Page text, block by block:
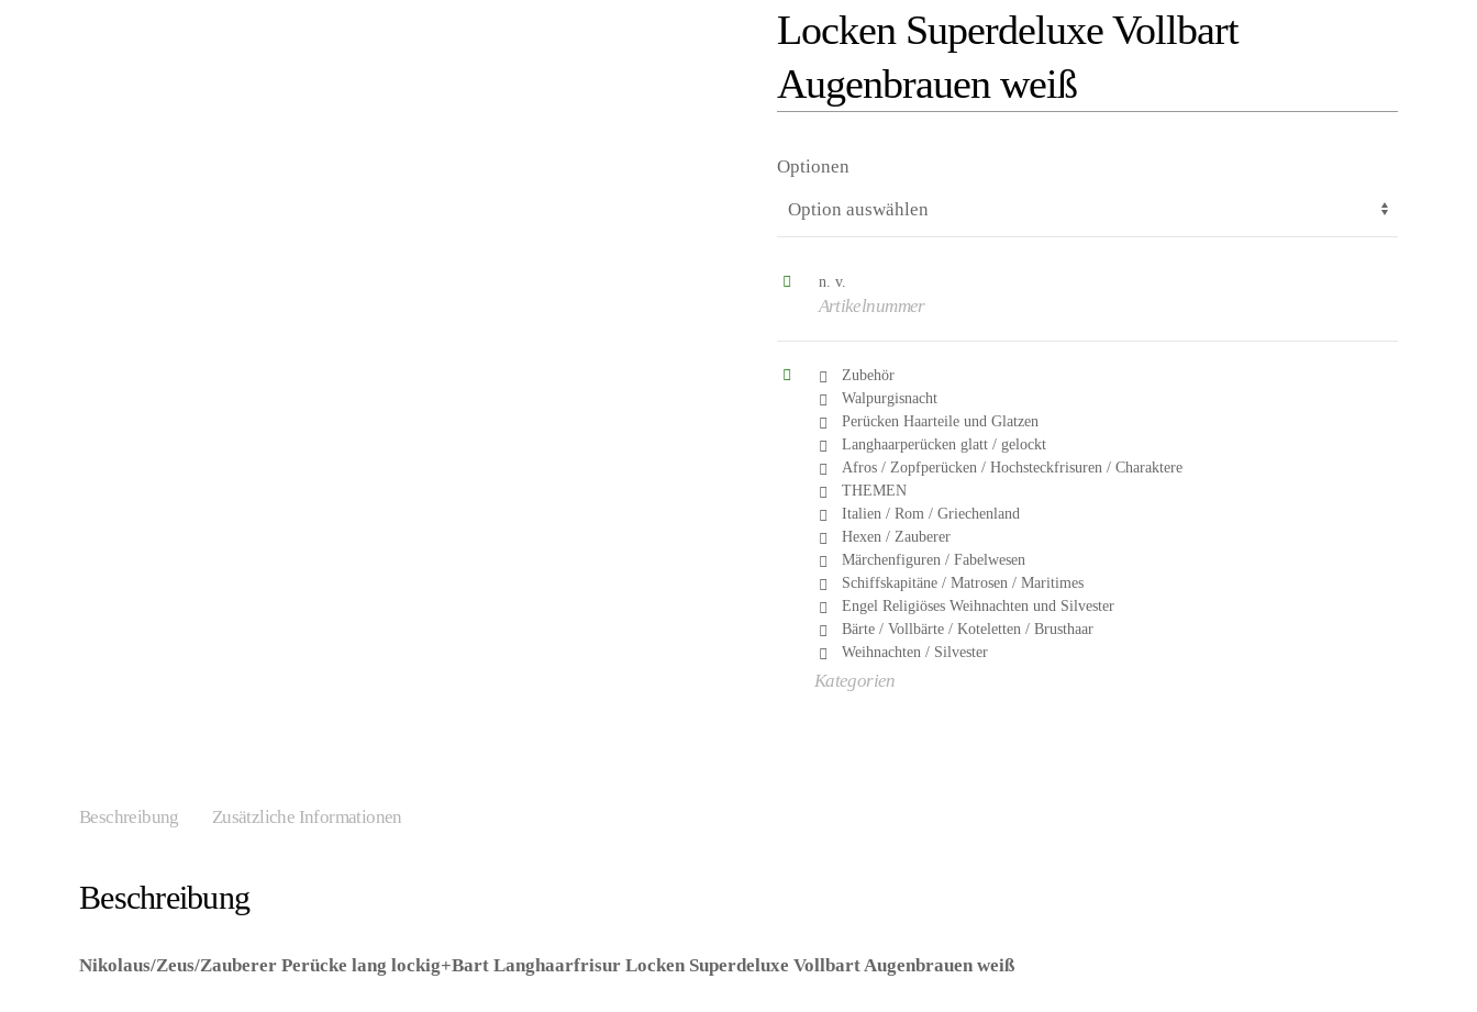
Locken Superdeluxe Vollbart
Augenbrauen weiß
Optionen
n. v.
Artikelnummer
Zubehör
Walpurgisnacht
Perücken Haarteile und Glatzen
Langhaarperücken glatt / gelockt
Afros / Zopfperücken / Hochsteckfrisuren / Charaktere
THEMEN
Italien / Rom / Griechenland
Hexen / Zauberer
Märchenfiguren / Fabelwesen
Schiffskapitäne / Matrosen / Maritimes
Engel Religiöses Weihnachten und Silvester
Bärte / Vollbärte / Koteletten / Brusthaar
Weihnachten / Silvester
Kategorien
Beschreibung Zusätzliche Informationen
Beschreibung
Nikolaus/Zeus/Zauberer Perücke lang lockig+Bart Langhaarfrisur Locken Superdeluxe Vollbart Augenbrauen weiß